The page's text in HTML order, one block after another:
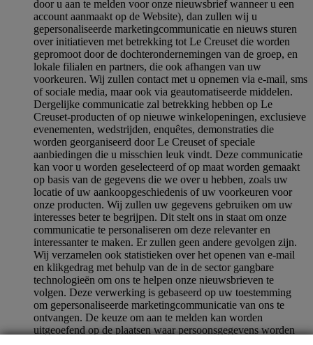
door u aan te melden voor onze nieuwsbrief wanneer u een
account aanmaakt op de Website), dan zullen wij u
gepersonaliseerde marketingcommunicatie en nieuws sturen
over initiatieven met betrekking tot Le Creuset die worden
gepromoot door de dochterondernemingen van de groep, en
lokale filialen en partners, die ook afhangen van uw
voorkeuren. Wij zullen contact met u opnemen via e-mail, sms
of sociale media, maar ook via geautomatiseerde middelen.
Dergelijke communicatie zal betrekking hebben op Le
Creuset-producten of op nieuwe winkelopeningen, exclusieve
evenementen, wedstrijden, enquêtes, demonstraties die
worden georganiseerd door Le Creuset of speciale
aanbiedingen die u misschien leuk vindt. Deze communicatie
kan voor u worden geselecteerd of op maat worden gemaakt
op basis van de gegevens die we over u hebben, zoals uw
locatie of uw aankoopgeschiedenis of uw voorkeuren voor
onze producten. Wij zullen uw gegevens gebruiken om uw
interesses beter te begrijpen. Dit stelt ons in staat om onze
communicatie te personaliseren om deze relevanter en
interessanter te maken. Er zullen geen andere gevolgen zijn.
Wij verzamelen ook statistieken over het openen van e-mail
en klikgedrag met behulp van de in de sector gangbare
technologieën om ons te helpen onze nieuwsbrieven te
volgen. Deze verwerking is gebaseerd op uw toestemming
om gepersonaliseerde marketingcommunicatie van ons te
ontvangen. De keuze om aan te melden kan worden
uitgeoefend op de plaatsen waar persoonsgegevens worden